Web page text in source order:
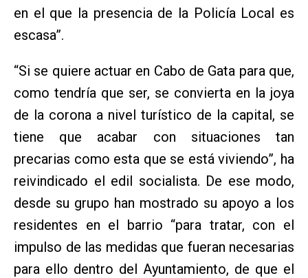
en el que la presencia de la Policía Local es
escasa”.
“Si se quiere actuar en Cabo de Gata para que,
como tendría que ser, se convierta en la joya
de la corona a nivel turístico de la capital, se
tiene que acabar con situaciones tan
precarias como esta que se está viviendo”, ha
reivindicado el edil socialista. De ese modo,
desde su grupo han mostrado su apoyo a los
residentes en el barrio “para tratar, con el
impulso de las medidas que fueran necesarias
para ello dentro del Ayuntamiento, de que el